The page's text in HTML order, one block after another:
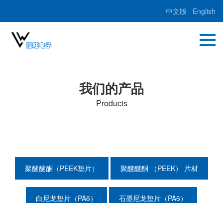
中文版 English
我们的产品
Products
聚醚醚酮（PEEK垫片） 聚醚醚酮 （PEEK） 片材
白尼龙垫片（PA6） 石墨尼龙垫片（PA6）